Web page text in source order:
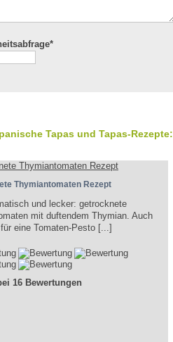
Tapas und Tapas-Rezepte:
Thymiantomaten Rezept
und lecker: getrocknete
mit duftendem Thymian. Auch
eine Tomaten-Pesto [...]
16 Bewertungen